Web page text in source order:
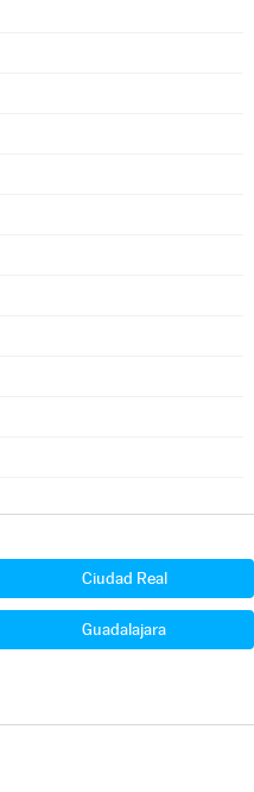
Ciudad Real
Guadalajara